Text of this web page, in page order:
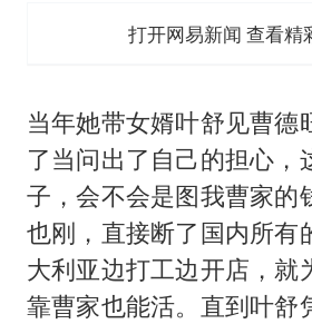
打开网易新闻 查看精
当年她带女婿叶舒见曹德
了当问出了自己的担心，
子，会不会是图我曹家的
也刚，直接断了国内所有
大利亚边打工边开店，就
靠曹家也能活。直到叶舒